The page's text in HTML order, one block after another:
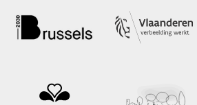
photo: Belga. Metrotime, 2019
nl.metrotime.be